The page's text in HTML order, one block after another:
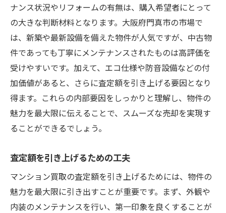
ナンス状況やリフォームの有無は、購入希望者にとって
の大きな判断材料となります。大阪府門真市の市場で
は、新築や最新設備を備えた物件が人気ですが、中古物
件であっても丁寧にメンテナンスされたものは高評価を
受けやすいです。加えて、エコ仕様や防音設備などの付
加価値があると、さらに査定額を引き上げる要因となり
得ます。これらの内部要因をしっかりと理解し、物件の
魅力を最大限に伝えることで、スムーズな売却を実現す
ることができるでしょう。
査定額を引き上げるための工夫
マンション買取の査定額を引き上げるためには、物件の
魅力を最大限に引き出すことが重要です。まず、外観や
内装のメンテナンスを行い、第一印象を良くすることが